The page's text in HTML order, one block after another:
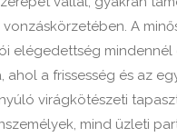
vonzáskörzetében. A
elégedettség
ahol a frissesség és az
virágkötészeti
mind üzleti